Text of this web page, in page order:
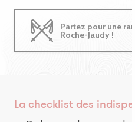
Partez pour une
Roche-Jaudy !
La checklist des